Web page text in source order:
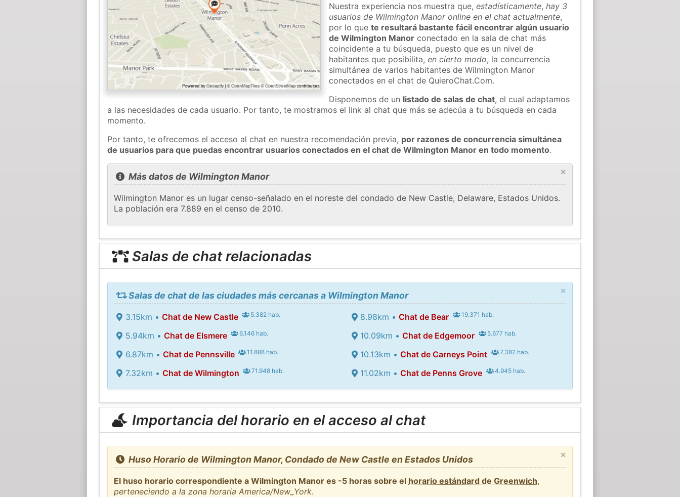
Nuestra experiencia nos muestra que,estadísticamente,hay 3
usuarios de Wilmington Manor online en el chat actualmente,
por lo quete resultará bastante fácil encontrar algún usuario
de Wilmington Manor conectado en la sala de chat más
coincidente a tu búsqueda, puesto que es un nivel de
habitantes que posibilita,en cierto modo, la concurrencia
simultánea de varios habitantes de Wilmington Manor
conectados en el chat de QuieroChat.Com.
Disponemos de un listado de salas de chat, el cual adaptamos
a las necesidades de cada usuario. Por tanto, te mostramos el link al chat que más se adecúa a tu búsqueda en cada
momento.
Por tanto, te ofrecemos el acceso al chat en nuestra recomendación previa, por razones de concurrencia simultánea
de usuarios para que puedas encontrar usuarios conectados en el chat de Wilmington Manor en todo momento.
×
Más datos de Wilmington Manor
Wilmington Manor es un lugar censo-señalado en el noreste del condado de New Castle, Delaware, Estados Unidos.
La población era 7.889 en el censo de 2010.
Salas de chat relacionadas
×
Salas de chat de las ciudades más cercanas a Wilmington Manor
3.15km • Chat de New Castle 5.382 hab.
5.94km • Chat de Elsmere 6.146 hab.
6.87km • Chat de Pennsville 11.888 hab.
7.32km • Chat de Wilmington 71.948 hab.
8.98km •Chat de Bear 19.371 hab.
10.09km •Chat de Edgemoor 5.677 hab.
10.13km •Chat de Carneys Point 7.382 hab.
11.02km •Chat de Penns Grove 4.945 hab.
Importancia del horario en el acceso al chat
×
Huso Horario de Wilmington Manor, Condado de New Castle en Estados Unidos
El huso horario correspondiente a Wilmington Manor es -5 horas sobre el horario estándard de Greenwich,
perteneciendo a la zona horaria America/New_York.